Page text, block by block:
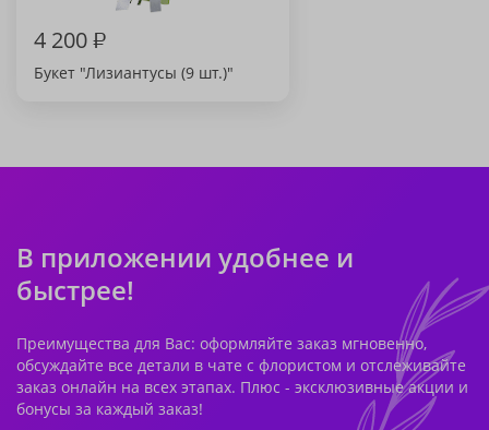
4 200₽
Букет "Лизиантусы (9 шт.)"
В приложении удобнее и
быстрее!
Преимущества для Вас: оформляйте заказ мгновенно,
обсуждайте все детали в чате с флористом и отслеживайте
заказ онлайн на всех этапах. Плюс - эксклюзивные акции и
бонусы за каждый заказ!